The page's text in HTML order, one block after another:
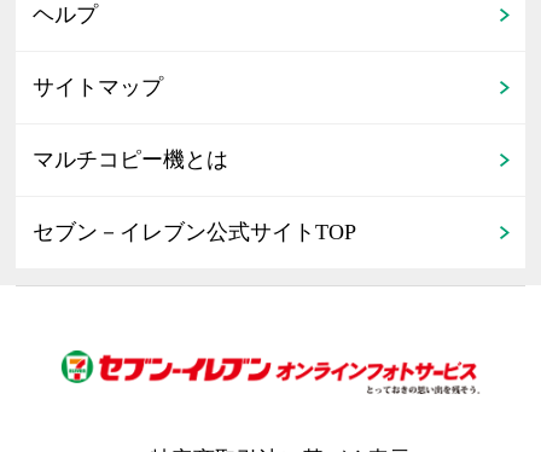
ヘルプ
サイトマップ
マルチコピー機とは
セブン－イレブン公式サイトTOP